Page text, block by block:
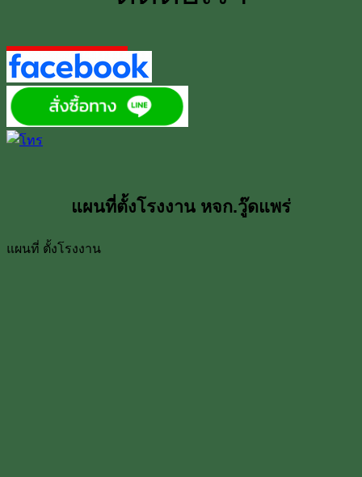
แผนที่ตั้งโรงงาน หจก.วู๊ดแพร่
แผนที่ ตั้งโรงงาน